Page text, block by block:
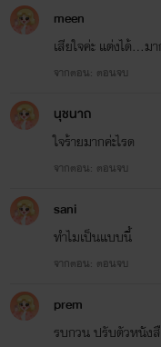
meen
เสียใจค่ะ แต่งได้...ม
จากตอน: ตอนจบ
นุชนาถ
ใจร้ายมากค่ะไรด
จากตอน: ตอนจบ
sani
ทำไมเป็นแบบนี้
จากตอน: ตอนจบ
prem
รบกวน ปรับตัวหนัง